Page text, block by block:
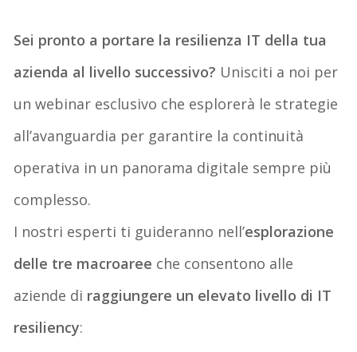
Sei pronto a portare la resilienza IT della tua
azienda al livello successivo? Unisciti a noi per
un webinar esclusivo che esplorerà le strategie
all’avanguardia per garantire la continuità
operativa in un panorama digitale sempre più
complesso.
I nostri esperti ti guideranno nell’esplorazione
delle tre macroaree che consentono alle
aziende di raggiungere un elevato livello di IT
resiliency: